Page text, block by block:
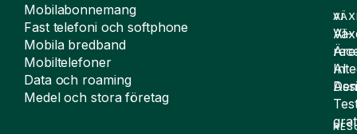
Mobilabonnemang
Fast telefoni och softphone
Mobila bredband
Mobiltelefoner
Data och roaming
Medel och stora företag
AI
AI-
AI